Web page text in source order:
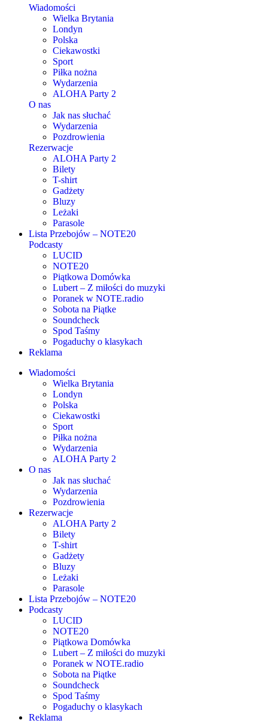
Wiadomości
Wielka Brytania
Londyn
Polska
Ciekawostki
Sport
Piłka nożna
Wydarzenia
ALOHA Party 2
O nas
Jak nas słuchać
Wydarzenia
Pozdrowienia
Rezerwacje
ALOHA Party 2
Bilety
T-shirt
Gadżety
Bluzy
Leżaki
Parasole
Lista Przebojów – NOTE20
Podcasty
LUCID
NOTE20
Piątkowa Domówka
Lubert – Z miłości do muzyki
Poranek w NOTE.radio
Sobota na Piątke
Soundcheck
Spod Taśmy
Pogaduchy o klasykach
Reklama
Wiadomości
Wielka Brytania
Londyn
Polska
Ciekawostki
Sport
Piłka nożna
Wydarzenia
ALOHA Party 2
O nas
Jak nas słuchać
Wydarzenia
Pozdrowienia
Rezerwacje
ALOHA Party 2
Bilety
T-shirt
Gadżety
Bluzy
Leżaki
Parasole
Lista Przebojów – NOTE20
Podcasty
LUCID
NOTE20
Piątkowa Domówka
Lubert – Z miłości do muzyki
Poranek w NOTE.radio
Sobota na Piątke
Soundcheck
Spod Taśmy
Pogaduchy o klasykach
Reklama